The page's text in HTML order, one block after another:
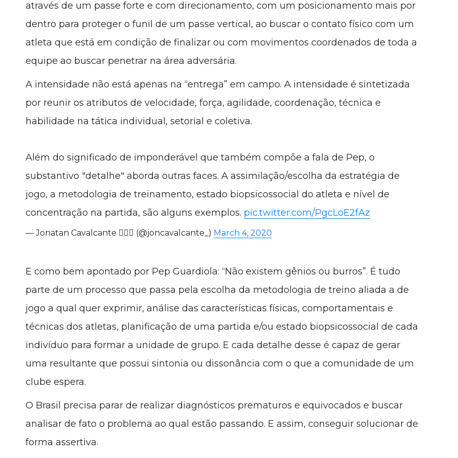
através de um passe forte e com direcionamento, com um posicionamento mais por
dentro para proteger o funil de um passe vertical, ao buscar o contato físico com um
atleta que está em condição de finalizar ou com movimentos coordenados de toda a
equipe ao buscar penetrar na área adversária.
A intensidade não está apenas na “entrega” em campo. A intensidade é sintetizada
por reunir os atributos de velocidade, força, agilidade, coordenação, técnica e
habilidade na tática individual, setorial e coletiva.
Além do significado de imponderável que também compõe a fala de Pep, o
substantivo "detalhe" aborda outras faces. A assimilação/escolha da estratégia de
jogo, a metodologia de treinamento, estado biopsicossocial do atleta e nível de
concentração na partida, são alguns exemplos. pic.twitter.com/PgcLoE2fAz
— Jonatan Cavalcante 🕵🏻‍♂️ (@joncavalcante_) March 4, 2020
E como bem apontado por Pep Guardiola: “Não existem gênios ou burros”. É tudo
parte de um processo que passa pela escolha da metodologia de treino aliada a de
jogo a qual quer exprimir, análise das características físicas, comportamentais e
técnicas dos atletas, planificação de uma partida e/ou estado biopsicossocial de cada
indivíduo para formar a unidade de grupo. E cada detalhe desse é capaz de gerar
uma resultante que possui sintonia ou dissonância com o que a comunidade de um
clube espera.
O Brasil precisa parar de realizar diagnósticos prematuros e equivocados e buscar
analisar de fato o problema ao qual estão passando. E assim, conseguir solucionar de
forma assertiva.